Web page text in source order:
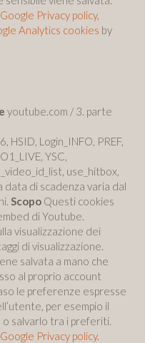
Google Privacy policy,
Analytics cookies by
youtube.com / 3. parte
Login_INFO, PREF,
YSC,
use_hitbox,
data di scadenza varia dal
Scopo Questi cookies
di Youtube.
visualizzazione dei
di visualizzazione.
salvata a mano che
al proprio account
le preferenze espresse
per esempio il
salvarlo tra i preferiti.
Google Privacy policy.